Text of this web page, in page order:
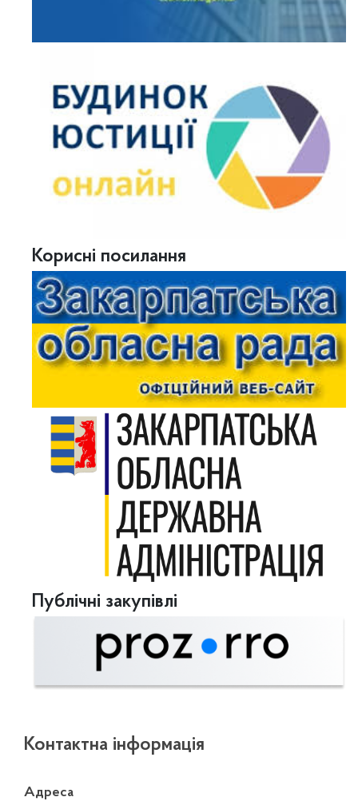
Корисні посилання
Публічні закупівлі
Контактна інформація
Адреса